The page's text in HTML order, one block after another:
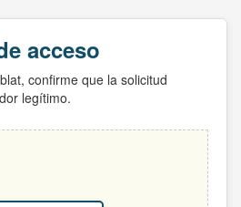
acceso
confirme que la solicitud
legítimo.